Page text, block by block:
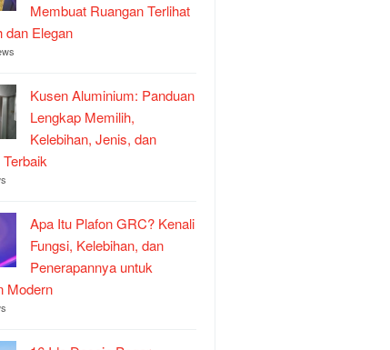
Membuat Ruangan Terlihat
dan Elegan
Kusen Aluminium: Panduan
Lengkap Memilih,
Kelebihan, Jenis, dan
Apa Itu Plafon GRC? Kenali
Fungsi, Kelebihan, dan
Penerapannya untuk
Modern